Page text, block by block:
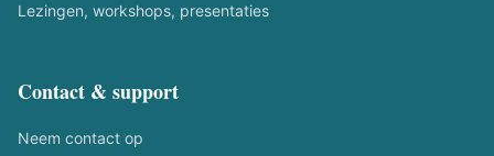
Lezingen, workshops, presentaties
Contact & support
Neem contact op